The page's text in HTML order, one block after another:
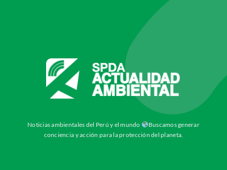
Noticias ambientales del Perú y el mundo
Buscamos generar
conciencia y acción para la protección del planeta.